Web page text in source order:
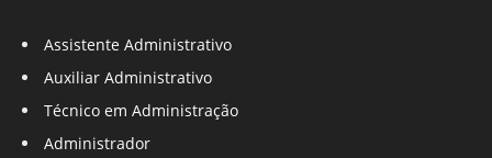
Assistente Administrativo
Auxiliar Administrativo
Técnico em Administração
Administrador